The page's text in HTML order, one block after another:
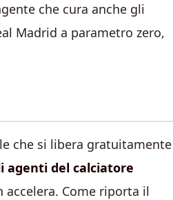
che cura anche gli
Madrid a parametro zero,
che si libera gratuitamente
agenti del calciatore
accelera. Come riporta il